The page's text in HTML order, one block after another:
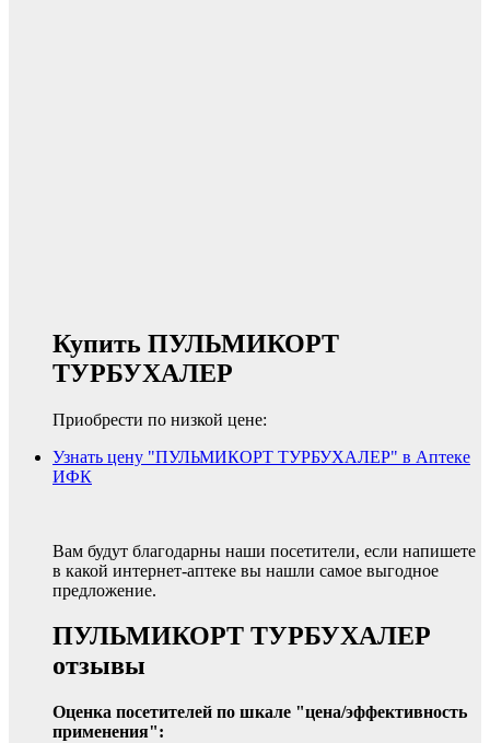
Купить ПУЛЬМИКОРТ
ТУРБУХАЛЕР
Приобрести по низкой цене:
Узнать цену "ПУЛЬМИКОРТ ТУРБУХАЛЕР" в Аптеке
ИФК
Вам будут благодарны наши посетители, если напишете
в какой интернет-аптеке вы нашли самое выгодное
предложение.
ПУЛЬМИКОРТ ТУРБУХАЛЕР
отзывы
Оценка посетителей по шкале "цена/эффективность
применения":